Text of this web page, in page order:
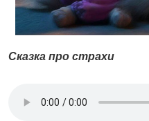
Сказка про страхи